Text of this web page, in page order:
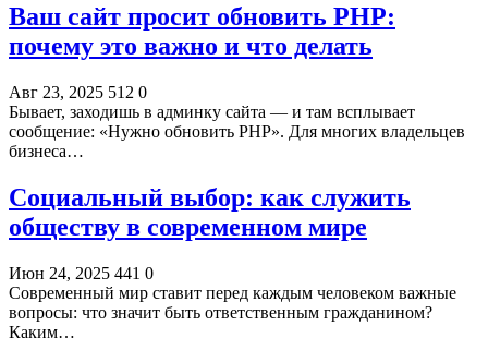
Ваш сайт просит обновить PHP:
почему это важно и что делать
Авг 23, 2025 512 0
Бывает, заходишь в админку сайта — и там всплывает
сообщение: «Нужно обновить PHP». Для многих владельцев
бизнеса…
Социальный выбор: как служить
обществу в современном мире
Июн 24, 2025 441 0
Современный мир ставит перед каждым человеком важные
вопросы: что значит быть ответственным гражданином?
Каким…